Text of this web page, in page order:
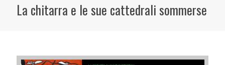
La chitarra e le sue cattedrali sommerse